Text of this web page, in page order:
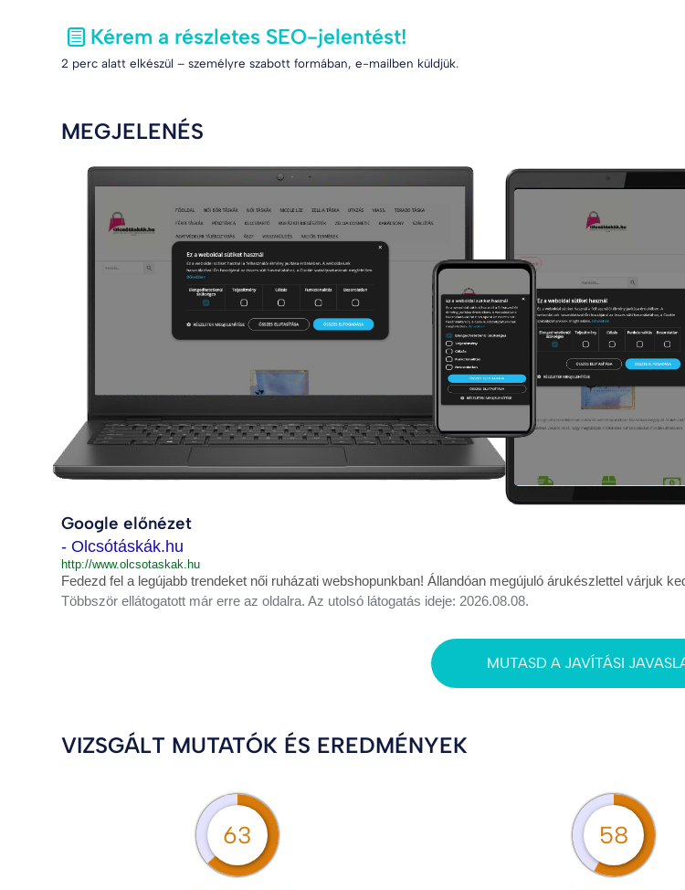
Kérem a részletes SEO-jelentést!
2 perc alatt elkészül – személyre szabott formában, e-mailben küldjük.
MEGJELENÉS
Google előnézet
- Olcsótáskák.hu
http://www.olcsotaskak.hu
Fedezd fel a legújabb trendeket női ruházati webshopunkban! Állandóan megújuló árukészlettel várjuk
Többször ellátogatott már erre az oldalra. Az utolsó látogatás ideje: 2026.08.08.
MUTASD A JAVÍTÁSI
VIZSGÁLT MUTATÓK ÉS EREDMÉNYEK
63 58